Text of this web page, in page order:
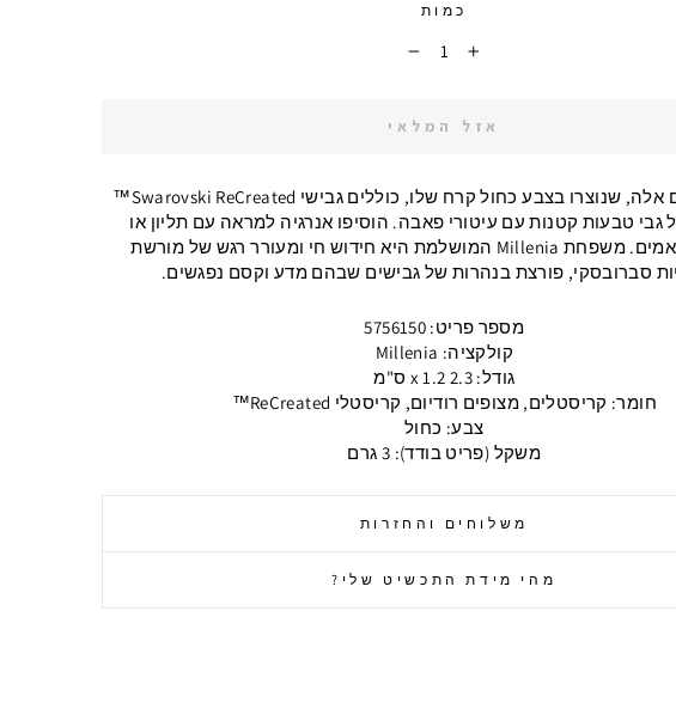
כמות
+
אזל המלאי
עגילים זוהרים אלה, שנוצרו בצבע כחול קרח שלו, כוללים גבישי Swarovski ReCreated™
גבי טבעות קטנות עם עיטורי פאבה. הוסיפו אנרגיה למראה עם תליון או
שרשרת תואמים. משפחת Millenia המושלמת היא חידוש חי ומעורר רגש של מורשת
סברובסקי, פורצת בנהרות של גבישים שבהם מדע וקסם נפגשים.
מספר פריט: 5756150
קולקציה: Millenia
גודל: 2.3 x 1.2 ס"מ
חומר: קריסטלים, מצופים רודיום, קריסטלי ReCreated™
צבע: כחול
משקל (פריט בודד): 3 גרם
משלוחים והחזרות
מהי מידת התכשיט שלי?